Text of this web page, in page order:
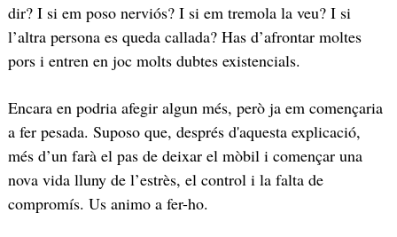
dir? I si em poso nerviós? I si em tremola la veu? I si
l’altra persona es queda callada? Has d’afrontar moltes
pors i entren en joc molts dubtes existencials.
Encara en podria afegir algun més, però ja em començaria
a fer pesada. Suposo que, després d'aquesta explicació,
més d’un farà el pas de deixar el mòbil i començar una
nova vida lluny de l’estrès, el control i la falta de
compromís. Us animo a fer-ho.